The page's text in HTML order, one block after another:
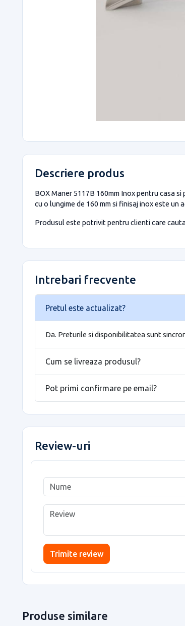
Descriere produs
BOX Maner 5117B 160mm Inox pentru casa
cu o lungime de 160 mm si finisaj inox este
Produsul este potrivit pentru clienti care
Intrebari frecvente
Pretul este actualizat?
Da. Preturile si disponibilitatea sunt
Cum se livreaza produsul?
Pot primi confirmare pe email?
Review-uri
Trimite review
Produse similare